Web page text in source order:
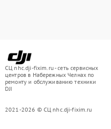
СЦ nhc.dji-fixim.ru - сеть сервисных
центров в Набережных Челнах по
ремонту и обслуживанию техники
DJI
2021-2026 © СЦ nhc.dji-fixim.ru